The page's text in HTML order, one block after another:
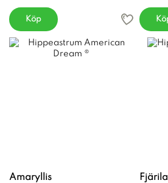
Köp
Amaryllis